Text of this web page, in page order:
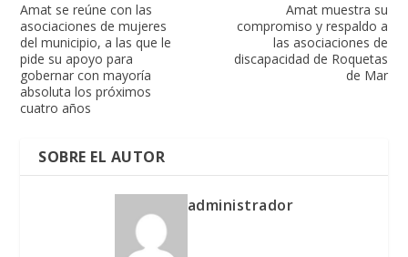
Amat se reúne con las
asociaciones de mujeres
del municipio, a las que le
pide su apoyo para
gobernar con mayoría
absoluta los próximos
cuatro años
Amat muestra su
compromiso y respaldo a
las asociaciones de
discapacidad de Roquetas
de Mar
SOBRE EL AUTOR
administrador